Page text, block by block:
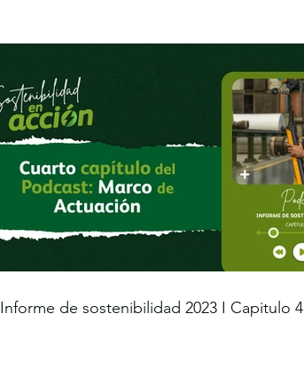
Informe de sostenibilidad 2023 I Capitulo 4